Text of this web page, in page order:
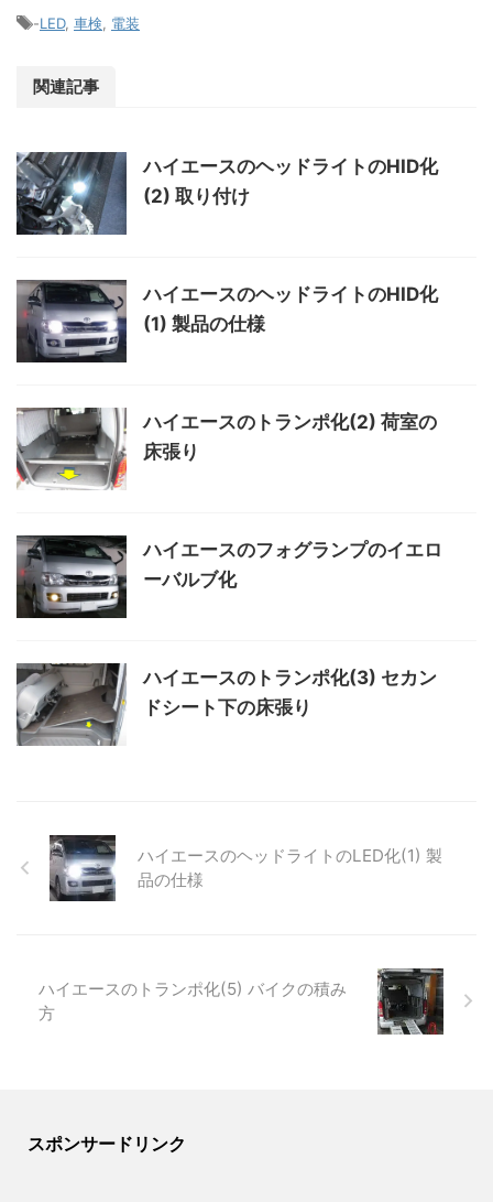
-LED, 車検 電装
関連記事
ハイエースのヘッドライトのHID化
(2) 取り付け
ハイエースのヘッドライトのHID化
(1) 製品の仕様
ハイエースのトランポ化(2) 荷室の
床張り
ハイエースのフォグランプのイエロ
ーバルブ化
ハイエースのトランポ化(3) セカン
ドシート下の床張り
ハイエースのヘッドライトのLED化(1) 製
品の仕様
ハイエースのトランポ化(5) バイクの積み
方
スポンサードリンク